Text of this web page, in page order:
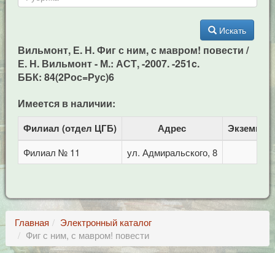
Искать
Вильмонт, Е. Н. Фиг с ним, с мавром! повести /
Е. Н. Вильмонт - М.: АСТ, -2007. -251c.
ББК: 84(2Рос=Рус)6
Имеется в наличии:
Филиал (отдел ЦГБ) Адрес
Филиал № 11 ул. Адмиральского, 8
Главная
Электронный каталог
Фиг с ним, с мавром! повести